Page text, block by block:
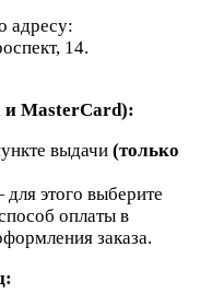
адресу:
14.
и MasterCard):
выдачи (только
этого выберите
оплаты в
заказа.